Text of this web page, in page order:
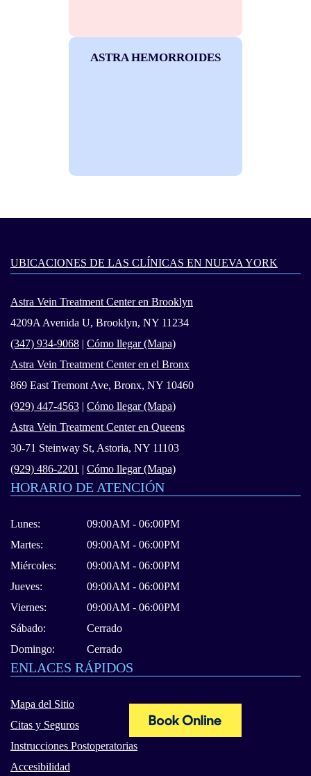
ASTRA HEMORROIDES
UBICACIONES DE LAS CLÍNICAS EN NUEVA YORK
Astra Vein Treatment Center en Brooklyn
4209A Avenida U, Brooklyn, NY 11234
(347) 934-9068 | Cómo llegar (Mapa)
Astra Vein Treatment Center en el Bronx
869 East Tremont Ave, Bronx, NY 10460
(929) 447-4563 | Cómo llegar (Mapa)
Astra Vein Treatment Center en Queens
30-71 Steinway St, Astoria, NY 11103
(929) 486-2201 | Cómo llegar (Mapa)
HORARIO DE ATENCIÓN
Lunes:
09:00AM - 06:00PM
Martes:
09:00AM - 06:00PM
Miércoles:
09:00AM - 06:00PM
Jueves:
09:00AM - 06:00PM
Viernes:
09:00AM - 06:00PM
Sábado:
Cerrado
Domingo:
Cerrado
ENLACES RÁPIDOS
Mapa del Sitio
Citas y Seguros
Instrucciones Postoperatorias
Accesibilidad